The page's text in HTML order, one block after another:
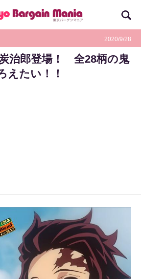
2020/9/28
治郎登場！ 全28柄の鬼
えたい！！